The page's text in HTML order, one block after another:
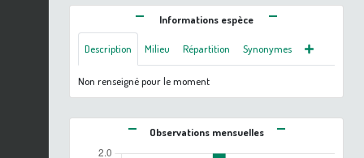
Informations espèce
Description Milieu Répartition Synonymes
Non renseigné pour le moment
Observations mensuelles